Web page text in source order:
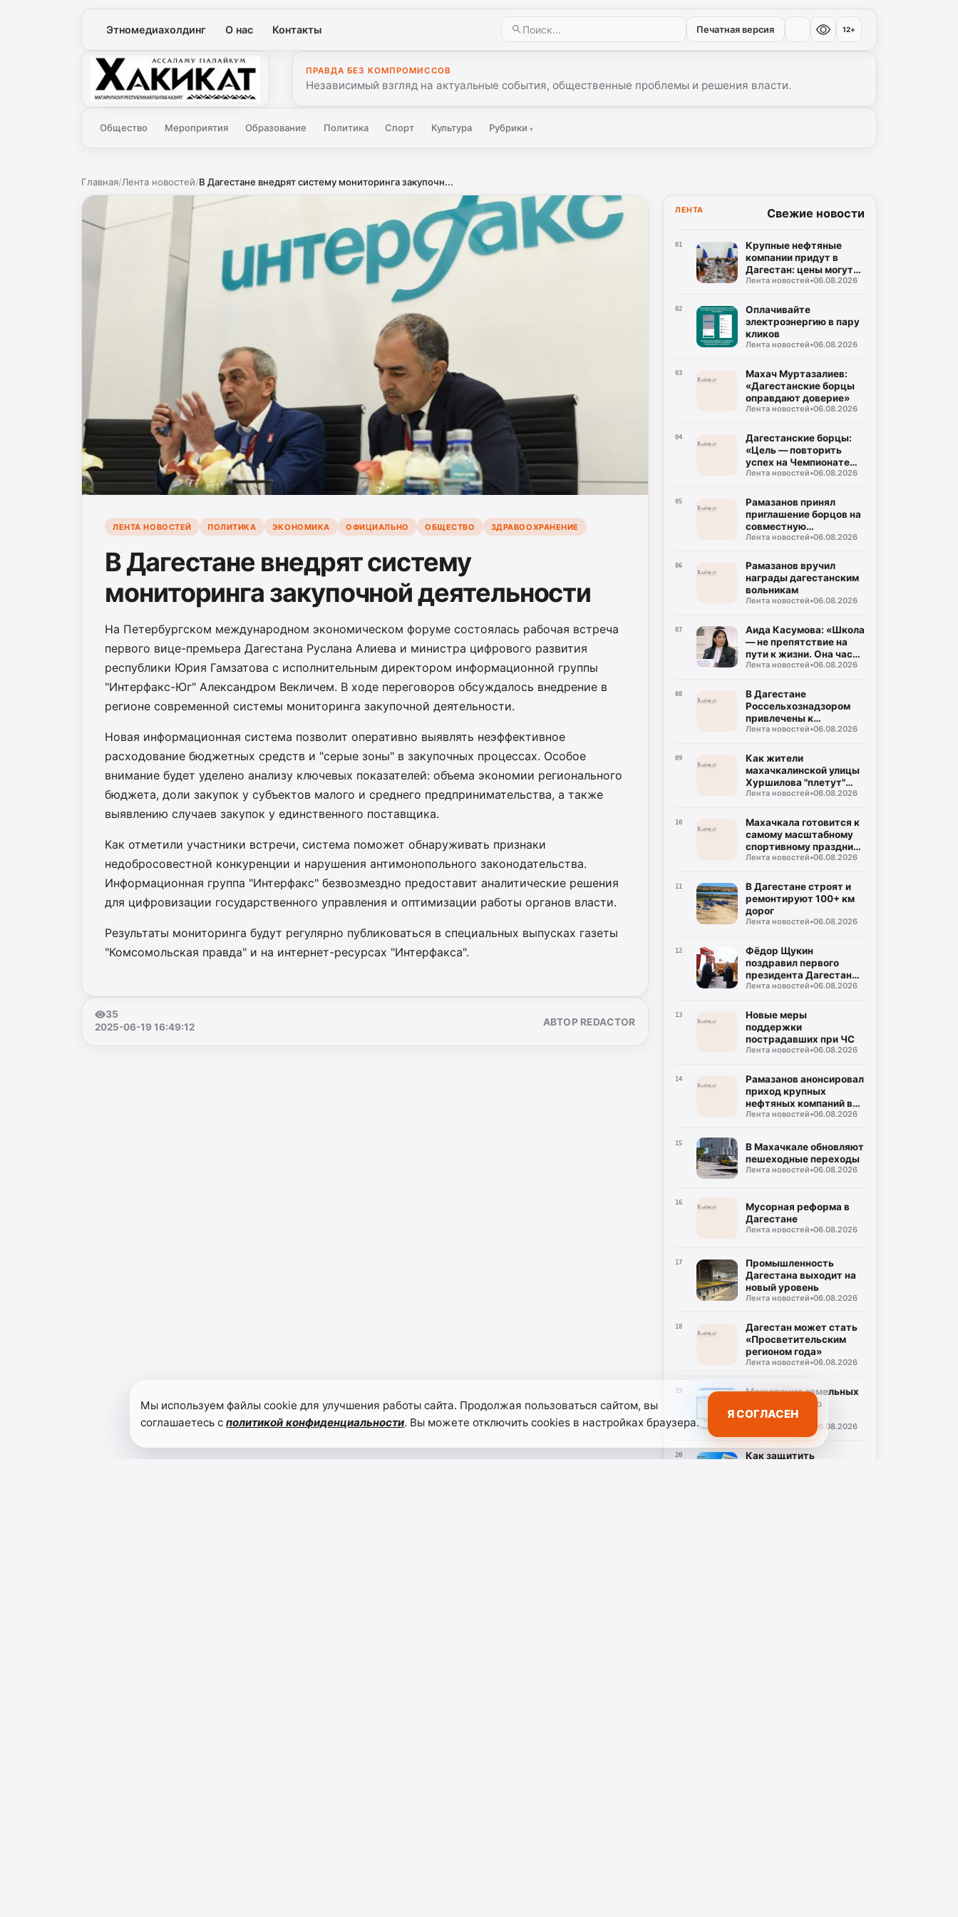
Этномедиахолдинг О нас Контакты Печатная версия 12+
Хакикат
ПРАВДА БЕЗ КОМПРОМИССОВ
Независимый взгляд на актуальные события, общественные проблемы и решения власти.
Общество Мероприятия Образование Политика Спорт Культура Рубрики ▾
Главная/Лента новостей/В Дагестане внедрят систему мониторинга закупочн...
ЛЕНТА НОВОСТЕЙ ПОЛИТИКА ЭКОНОМИКА ОФИЦИАЛЬНО ОБЩЕСТВО ЗДРАВООХРАНЕНИЕ
В Дагестане внедрят систему
мониторинга закупочной деятельности
На Петербургском международном экономическом форуме состоялась рабочая встреча
первого вице-премьера Дагестана Руслана Алиева и министра цифрового развития
республики Юрия Гамзатова с исполнительным директором информационной группы
"Интерфакс-Юг" Александром Векличем. В ходе переговоров обсуждалось внедрение в
регионе современной системы мониторинга закупочной деятельности.
Новая информационная система позволит оперативно выявлять неэффективное
расходование бюджетных средств и "серые зоны" в закупочных процессах. Особое
внимание будет уделено анализу ключевых показателей: объема экономии регионального
бюджета, доли закупок у субъектов малого и среднего предпринимательства, а также
выявлению случаев закупок у единственного поставщика.
Как отметили участники встречи, система поможет обнаруживать признаки
недобросовестной конкуренции и нарушения антимонопольного законодательства.
Информационная группа "Интерфакс" безвозмездно предоставит аналитические решения
для цифровизации государственного управления и оптимизации работы органов власти.
Результаты мониторинга будут регулярно публиковаться в специальных выпусках газеты
"Комсомольская правда" и на интернет-ресурсах "Интерфакса".
35
2025-06-19 16:49:12
АВТОР REDACTOR
ЛЕНТА Свежие новости
01
Крупные нефтяные
компании придут в
Дагестан: цены могут
снизиться!
Лента новостей•06.08.2026
02
Оплачивайте
электроэнергию в пару
кликов
Лента новостей•06.08.2026
03
Махач Муртазалиев:
«Дагестанские борцы
оправдают доверие»
Лента новостей•06.08.2026
04
Дагестанские борцы:
«Цель — повторить
успех на Чемпионате
мира»
Лента новостей•06.08.2026
05
Рамазанов принял
приглашение борцов на
совместную
тренировку
Лента новостей•06.08.2026
06
Рамазанов вручил
награды дагестанским
вольникам
Лента новостей•06.08.2026
07
Аида Касумова: «Школа
— не препятствие на
пути к жизни. Она часть
подготовки к этой
Лента новостей•06.08.2026
08
В Дагестане
Россельхознадзором
привлечены к
ответственности 22
Лента новостей•06.08.2026
09
Как жители
махачкалинской улицы
Хуршилова "плетут"
победу
Лента новостей•06.08.2026
10
Махачкала готовится к
самому масштабному
спортивному празднику
года
Лента новостей•06.08.2026
11
В Дагестане строят и
ремонтируют 100+ км
дорог
Лента новостей•06.08.2026
12
Фёдор Щукин
поздравил первого
президента Дагестана
Муху Алиева с днём
Лента новостей•06.08.2026
13
Новые меры
поддержки
пострадавших при ЧС
Лента новостей•06.08.2026
14
Рамазанов анонсировал
приход крупных
нефтяных компаний в
Дагестан
Лента новостей•06.08.2026
15
В Махачкале обновляют
пешеходные переходы
Лента новостей•06.08.2026
16
Мусорная реформа в
Дагестане
Лента новостей•06.08.2026
17
Промышленность
Дагестана выходит на
новый уровень
Лента новостей•06.08.2026
18
Дагестан может стать
«Просветительским
регионом года»
Лента новостей•06.08.2026
19
Межевание земельных
участков стало
обязательным
06.08.2026
20
Как защитить
Мы используем файлы cookie для улучшения работы сайта. Продолжая пользоваться сайтом, вы
соглашаетесь сполитикой конфиденциальности. Вы можете отключить cookies в настройках браузера.
Я СОГЛАСЕН